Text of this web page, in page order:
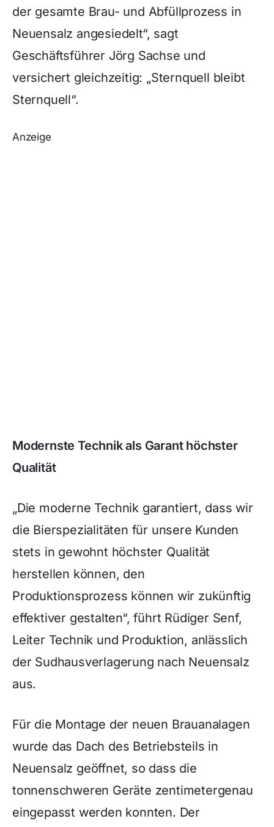
der gesamte Brau- und Abfüllprozess in
Neuensalz angesiedelt“, sagt
Geschäftsführer Jörg Sachse und
versichert gleichzeitig: „Sternquell bleibt
Sternquell“.
Anzeige
Modernste Technik als Garant höchster
Qualität
„Die moderne Technik garantiert, dass wir
die Bierspezialitäten für unsere Kunden
stets in gewohnt höchster Qualität
herstellen können, den
Produktionsprozess können wir zukünftig
effektiver gestalten“, führt Rüdiger Senf,
Leiter Technik und Produktion, anlässlich
der Sudhausverlagerung nach Neuensalz
aus.
Für die Montage der neuen Brauanalagen
wurde das Dach des Betriebsteils in
Neuensalz geöffnet, so dass die
tonnenschweren Geräte zentimetergenau
eingepasst werden konnten. Der